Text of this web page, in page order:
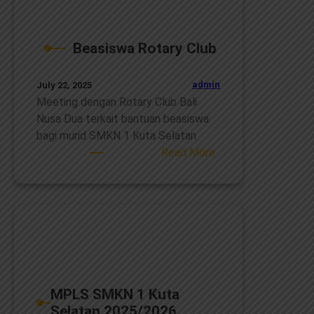
Beasiswa Rotary Club
July 22, 2025 admin
Meeting dengan Rotary Club Bali
Nusa Dua terkait bantuan beasiswa
bagi murid SMKN 1 Kuta Selatan
Read More
Rotary
MPLS SMKN 1 Kuta